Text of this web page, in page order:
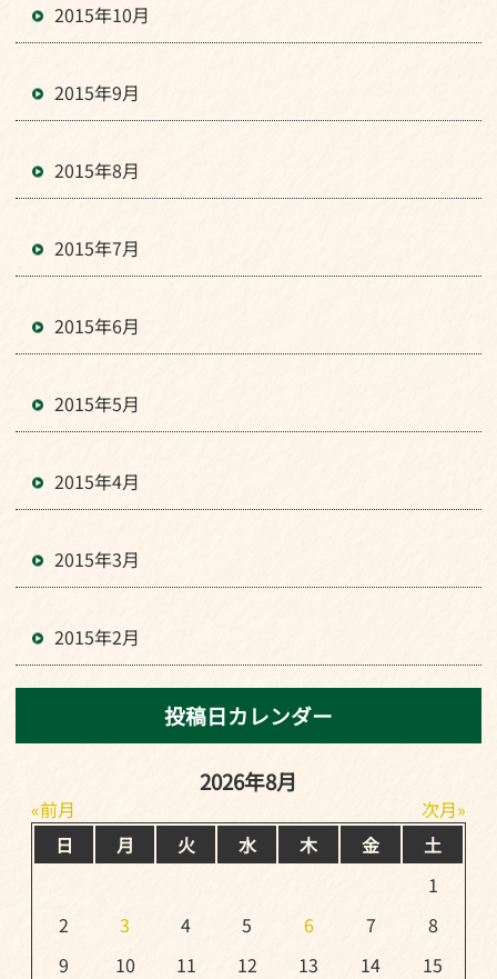
2015年10月
2015年9月
2015年8月
2015年7月
2015年6月
2015年5月
2015年4月
2015年3月
2015年2月
投稿日カレンダー
2026年8月
前月
次月
日
月 火 水 木 金
土
1
2
3 4 5 6 7
8
9
10 11 12 13 14 15